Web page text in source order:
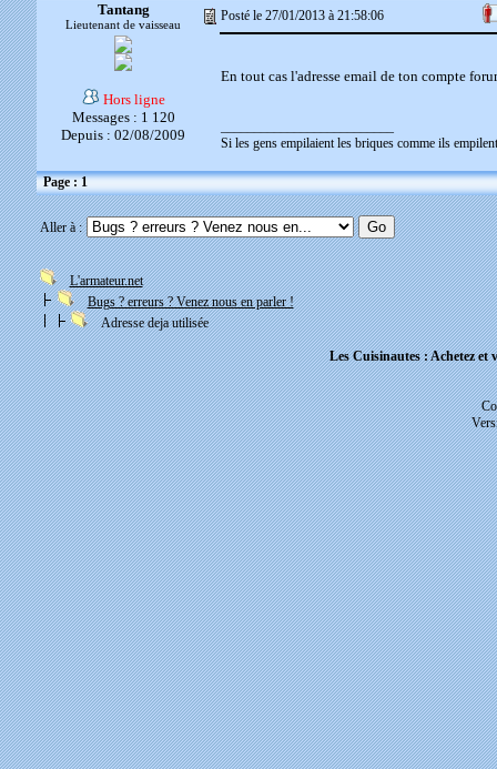
Tantang
Lieutenant de vaisseau
Posté le 27/01/2013 à 21:58:06
Hors ligne
Messages : 1 120
Depuis : 02/08/2009
En tout cas l'adresse email de ton compte
Si les gens empilaient les briques comme ils
Page : 1
Aller à :
L'armateur.net
Bugs ? erreurs ? Venez nous en parler !
Adresse deja utilisée
Les Cuisinautes : Achetez et